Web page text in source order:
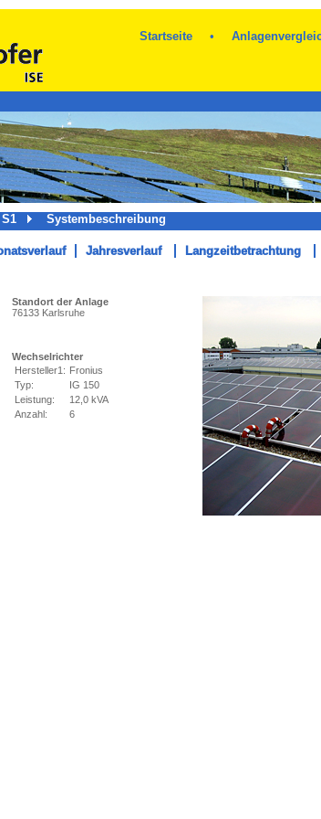
Startseite •
S1 Systembeschreibung
Jahresverlauf Langzeitbetrachtung
Standort der Anlage
76133 Karlsruhe
Wechselrichter
Hersteller1: Fronius
Typ:
IG 150
Leistung:
12,0 kVA
Anzahl:
6